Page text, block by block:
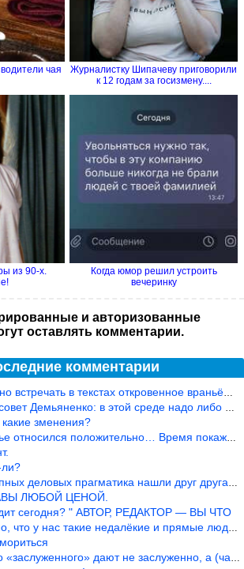
чая
Журналистку Шипачеву приговорили
к 12 годам за госизмену....
из 90-х.
Когда юмор решил устроить
вечеринку
и авторизованные
оставлять комментарии.
комментарии
в текстах откровенное враньё… Конкретн
Демьяненко: в этой среде надо либо иметь зубы
зменения?
положительно… Время покажет, что буде
деловых прагматика нашли друг друга и «остепен
ЛЮБОЙ ЦЕНОЙ.
сегодня? " АВТОР, РЕДАКТОР — ВЫ ЧТО
у нас такие недалёкие и прямые люди… Как мо
дают не заслуженно, а (чаще) по-